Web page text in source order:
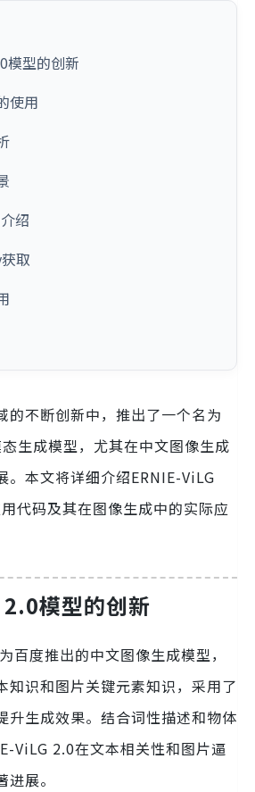
模型的创新
使用
绍
取
的不断创新中，推出了一个名为
生成模型，尤其在中文图像生成
。本文将详细介绍ERNIE-ViLG
代码及其在图像生成中的实际应
模型的创新
百度推出的中文图像生成模型，
知识和图片关键元素知识，采用了
升生成效果。结合词性描述和物体
ViLG 2.0在文本相关性和图片逼
展。